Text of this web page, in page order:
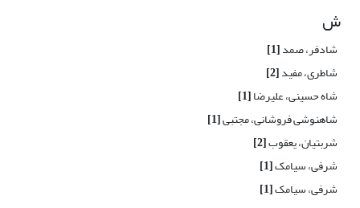
ش
شادفر، صمد[1]
شاطری، مفید[2]
شاه حسینی، علیرضا[1]
شاهنوشی فروشانی، مجتبی[1]
شربتیان، یعقوب[2]
شرفی، سیامک[1]
شرفی، سیامک[1]